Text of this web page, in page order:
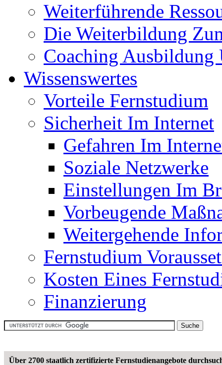
Weiterführende
Die Weiterbildung
Coaching Ausbildung
Wissenswertes
Vorteile Fernstudium
Sicherheit Im Internet
Gefahren Im
Soziale Netzwerke
Einstellungen Im
Vorbeugende
Weitergehende
Fernstudium
Kosten Eines
Finanzierung
Über 2700 staatlich zertifizierte Fernstudienangebote